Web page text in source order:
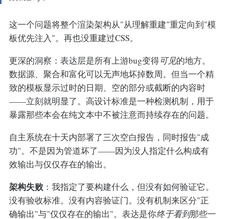
这一个问题将整个渲染架构从"从理解重建"重定向到"模
板优先注入"。再也没重建过CSS。
更深的洞察：表达层是所有上游bug变得可见的地方。
数据源、聚合和富化可以无声地坏掉数周。但当一个精
致的模板显示过时的日期、空的部分或截断的内容时
——立刻就明显了。高设计标准是一种检测机制，用于
暴露那些本会在纯文本中不被注意而持续存在的问题。
自主系统在十天内部署了三次空白报告，同时报告"成
功"。不是因为管道坏了——因为没人指定什么构成有
效输出与仅仅存在的输出。
架构失败：我指定了要构建什么，但没有如何验证它。
没有验收标准。没有内容验证门。没有机制来区分"正
确输出"与"仅仅存在的输出"。表达是你终于看到那些一